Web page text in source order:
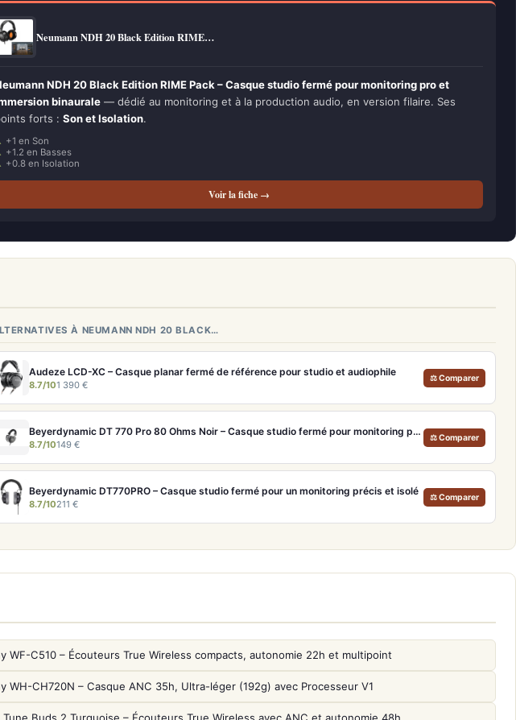
Neumann NDH 20 Black Edition RIME…
NDH 20 Black Edition RIME Pack – Casque studio fermé pour monitoring pro et
binaurale — dédié au monitoring et à la production audio, en version filaire. Ses
forts : Son et Isolation.
+1 en Son
+1.2 en Basses
+0.8 en Isolation
Voir la fiche →
À NEUMANN NDH 20 BLACK…
Audeze LCD-XC – Casque planar fermé de référence pour studio et audiophile
8.7/101 390 €
⚖ Comparer
Beyerdynamic DT 770 Pro 80 Ohms Noir – Casque studio fermé pour monitoring précis
8.7/10149 €
⚖ Comparer
Beyerdynamic DT770PRO – Casque studio fermé pour un monitoring précis et isolé
8.7/10211 €
⚖ Comparer
WF-C510 – Écouteurs True Wireless compacts, autonomie 22h et multipoint
WH-CH720N – Casque ANC 35h, Ultra-léger (192g) avec Processeur V1